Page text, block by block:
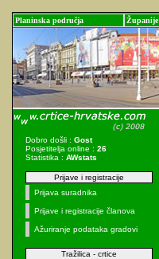
Planinska područja Županije
Dobro došli : Gost
Posjetitelja online : 26
Statistika : AWstats
Prijave i registracije
Prijava suradnika
Prijave i registracije članova
Ažuriranje podataka gradovi
Tražilica - crtice